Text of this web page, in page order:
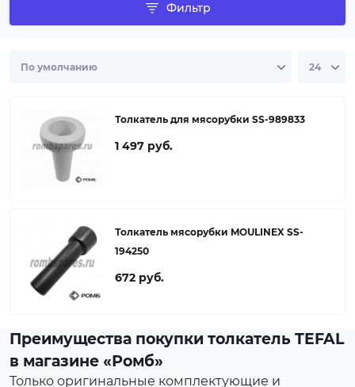
Фильтр
Толкатель для мясорубки SS-989833
1 497 руб.
Толкатель мясорубки MOULINEX SS-
194250
672 руб.
Преимущества покупки толкатель TEFAL
в магазине «Ромб»
Только оригинальные комплектующие и